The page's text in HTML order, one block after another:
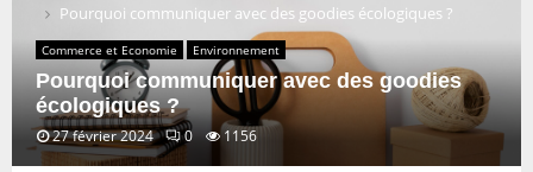
Pourquoi communiquer avec des goodies écologiques ?
Commerce et Economie Environnement
Pourquoi communiquer avec des goodies
écologiques ?
27 février 2024 0 1156